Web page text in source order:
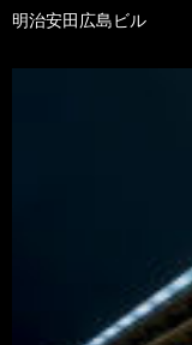
明治安田広島ビル